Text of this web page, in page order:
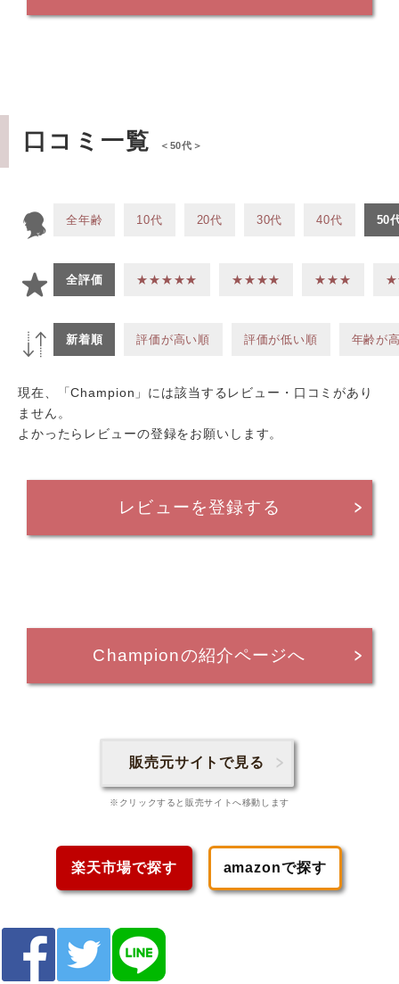
口コミ一覧 ＜50代＞
全年齢 10代 20代 30代 40代 50
全評価 ★★★★★ ★★★★ ★★★
新着順 評価が高い順 評価が低い順 年齢が
現在、「Champion」には該当するレビュー・口コミがあり
ません。
よかったらレビューの登録をお願いします。
レビューを登録する
Championの紹介ページへ
販売元サイトで見る
※クリックすると販売サイトへ移動します
楽天市場で探す amazonで探す